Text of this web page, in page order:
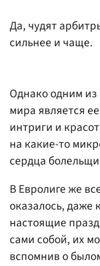
Да, чудят
сильнее и чаще.
Однако одним
мира является
интриги и
на какие-то
сердца
В Евролиге же
оказалось, даже
настоящие
сами собой, их
вспомнив о